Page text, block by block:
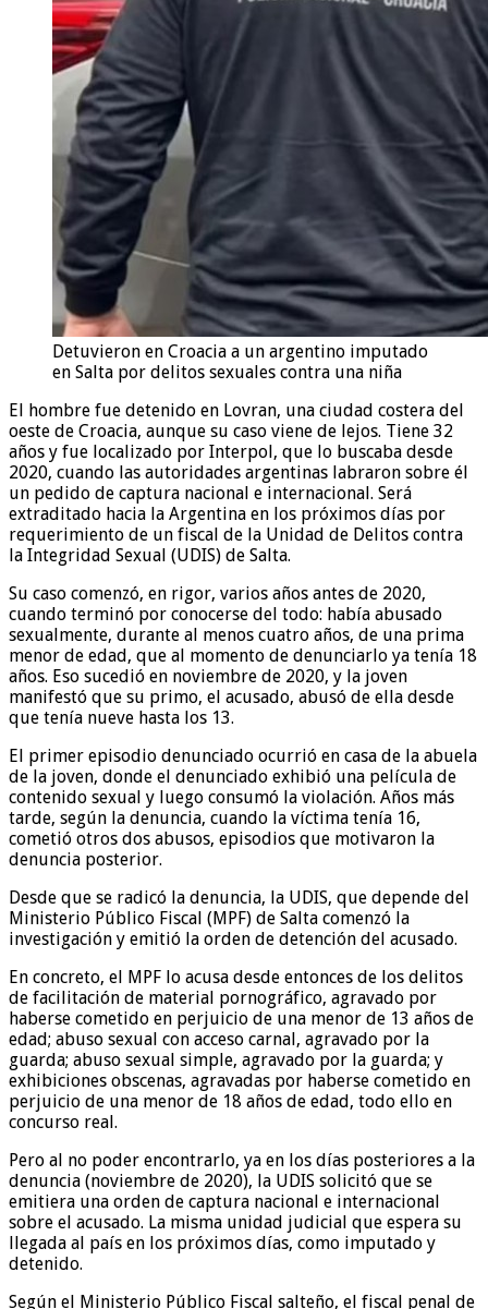
Detuvieron en Croacia a un argentino imputado
en Salta por delitos sexuales contra una niña
El hombre fue detenido en Lovran, una ciudad costera del
oeste de Croacia, aunque su caso viene de lejos. Tiene 32
años y fue localizado por Interpol, que lo buscaba desde
2020, cuando las autoridades argentinas labraron sobre él
un pedido de captura nacional e internacional. Será
extraditado hacia la Argentina en los próximos días por
requerimiento de un fiscal de la Unidad de Delitos contra
la Integridad Sexual (UDIS) de Salta.
Su caso comenzó, en rigor, varios años antes de 2020,
cuando terminó por conocerse del todo: había abusado
sexualmente, durante al menos cuatro años, de una prima
menor de edad, que al momento de denunciarlo ya tenía 18
años. Eso sucedió en noviembre de 2020, y la joven
manifestó que su primo, el acusado, abusó de ella desde
que tenía nueve hasta los 13.
El primer episodio denunciado ocurrió en casa de la abuela
de la joven, donde el denunciado exhibió una película de
contenido sexual y luego consumó la violación. Años más
tarde, según la denuncia, cuando la víctima tenía 16,
cometió otros dos abusos, episodios que motivaron la
denuncia posterior.
Desde que se radicó la denuncia, la UDIS, que depende del
Ministerio Público Fiscal (MPF) de Salta comenzó la
investigación y emitió la orden de detención del acusado.
En concreto, el MPF lo acusa desde entonces de los delitos
de facilitación de material pornográfico, agravado por
haberse cometido en perjuicio de una menor de 13 años de
edad; abuso sexual con acceso carnal, agravado por la
guarda; abuso sexual simple, agravado por la guarda; y
exhibiciones obscenas, agravadas por haberse cometido en
perjuicio de una menor de 18 años de edad, todo ello en
concurso real.
Pero al no poder encontrarlo, ya en los días posteriores a la
denuncia (noviembre de 2020), la UDIS solicitó que se
emitiera una orden de captura nacional e internacional
sobre el acusado. La misma unidad judicial que espera su
llegada al país en los próximos días, como imputado y
detenido.
Según el Ministerio Público Fiscal salteño, el fiscal penal de